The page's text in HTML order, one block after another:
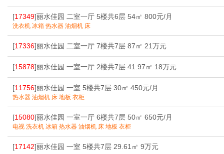
[17349]丽水佳园 二室一厅 5楼共6层 54㎡ 800元/月
洗衣机 冰箱 热水器 油烟机 床
[17336]丽水佳园 二室一厅 7楼共7层 87㎡ 21万元
[15878]丽水佳园 一室一厅 2楼共7层 41.97㎡ 18万元
[11756]丽水佳园 一室 5楼共7层 30㎡ 450元/月
热水器 油烟机 床 地板 衣柜
[15080]丽水佳园 一室一厅 6楼共7层 50㎡ 650元/月
电视 洗衣机 冰箱 热水器 油烟机 床 地板 衣柜
[17142]丽水佳园 一室 5楼共7层 29.61㎡ 9万元